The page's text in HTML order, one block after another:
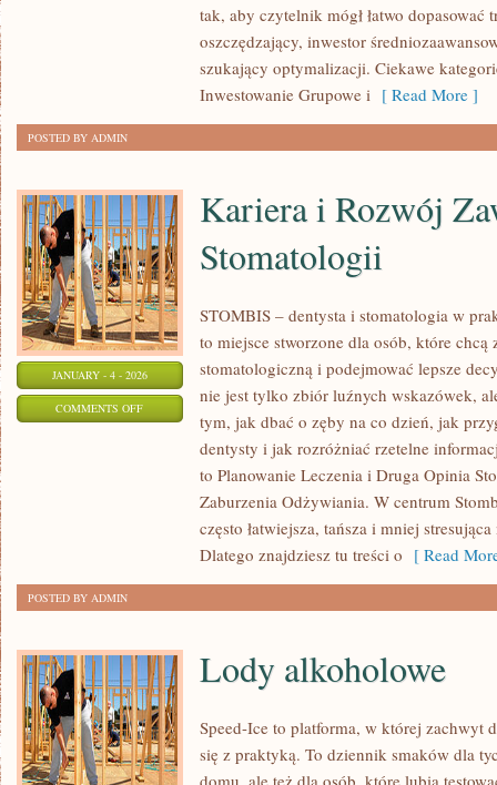
CZYTELNIKÓWtak, aby czytelnik mógł łatwo dopasować
oszczędzający, inwestor
szukający optymalizacji. Ciekawe
Inwestowanie Grupowe i [ Read More ]
POSTED BY ADMIN
JANUARY - 4 - 2026
COMMENTS OFFON
Kariera i Rozwój
Stomatologii
STOMBIS – dentysta i stomatologia w
to miejsce stworzone dla osób, które
stomatologiczną i podejmować lepsze
nie jest tylko zbiór luźnych wskazówek,
tym, jak dbać o zęby na co dzień, jak
dentysty i jak rozróżniać rzetelne
to Planowanie Leczenia i Druga Opinia
Zaburzenia Odżywiania. W centrum
często łatwiejsza, tańsza i mniej
Dlatego znajdziesz tu treści o [ Read
POSTED BY ADMIN
Lody alkoholowe
Speed-Ice to platforma, w której zachwyt
się z praktyką. To dziennik smaków dla
domu, ale też dla osób, które lubią